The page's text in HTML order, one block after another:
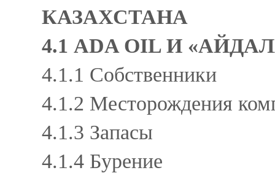
КАЗАХСТАНА
4.1 ADA OIL И
4.1.1 Собственники
4.1.2 Месторождения
4.1.3 Запасы
4.1.4 Бурение